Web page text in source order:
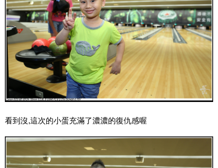
看到沒,這次的小蛋充滿了濃濃的復仇感喔